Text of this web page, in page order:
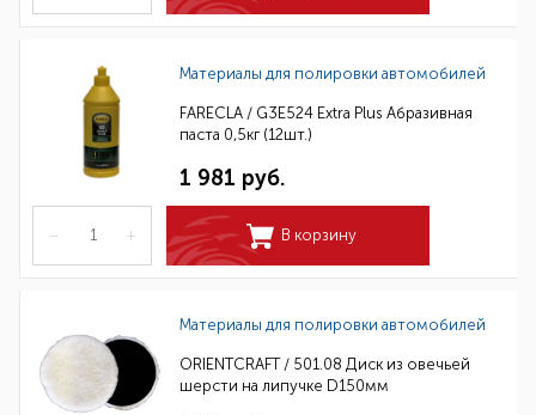
Материалы для полировки автомобилей
FARECLA / G3E524 Extra Plus Абразивная
паста 0,5кг (12шт.)
1 981 руб.
– + В корзину
Материалы для полировки автомобилей
ORIENTCRAFT / 501.08 Диск из овечьей
шерсти на липучке D150мм